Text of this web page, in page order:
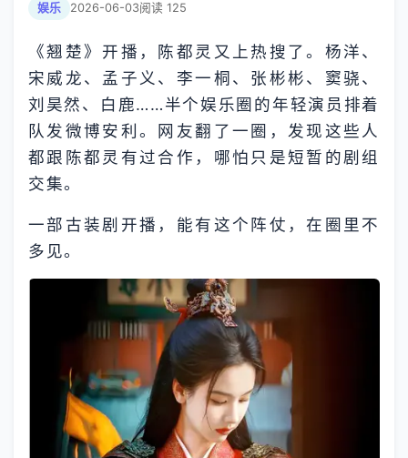
娱乐 2026-06-03阅读 125
《翘楚》开播，陈都灵又上热搜了。杨洋、
宋威龙、孟子义、李一桐、张彬彬、窦骁、
刘昊然、白鹿……半个娱乐圈的年轻演员排着
队发微博安利。网友翻了一圈，发现这些人
都跟陈都灵有过合作，哪怕只是短暂的剧组
交集。
一部古装剧开播，能有这个阵仗，在圈里不
多见。